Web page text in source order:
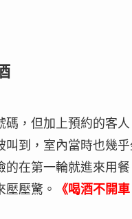
碼，但加上預約的客
叫到，室內當時也幾
的在第一輪就進來用
壓壓驚。
《喝酒不開